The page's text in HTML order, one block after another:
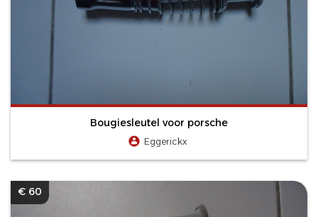
Bougiesleutel voor porsche
Eggerickx
€ 60